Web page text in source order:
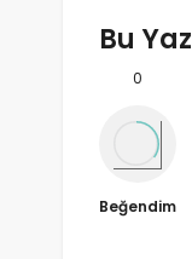
Bu
0
Beğendim